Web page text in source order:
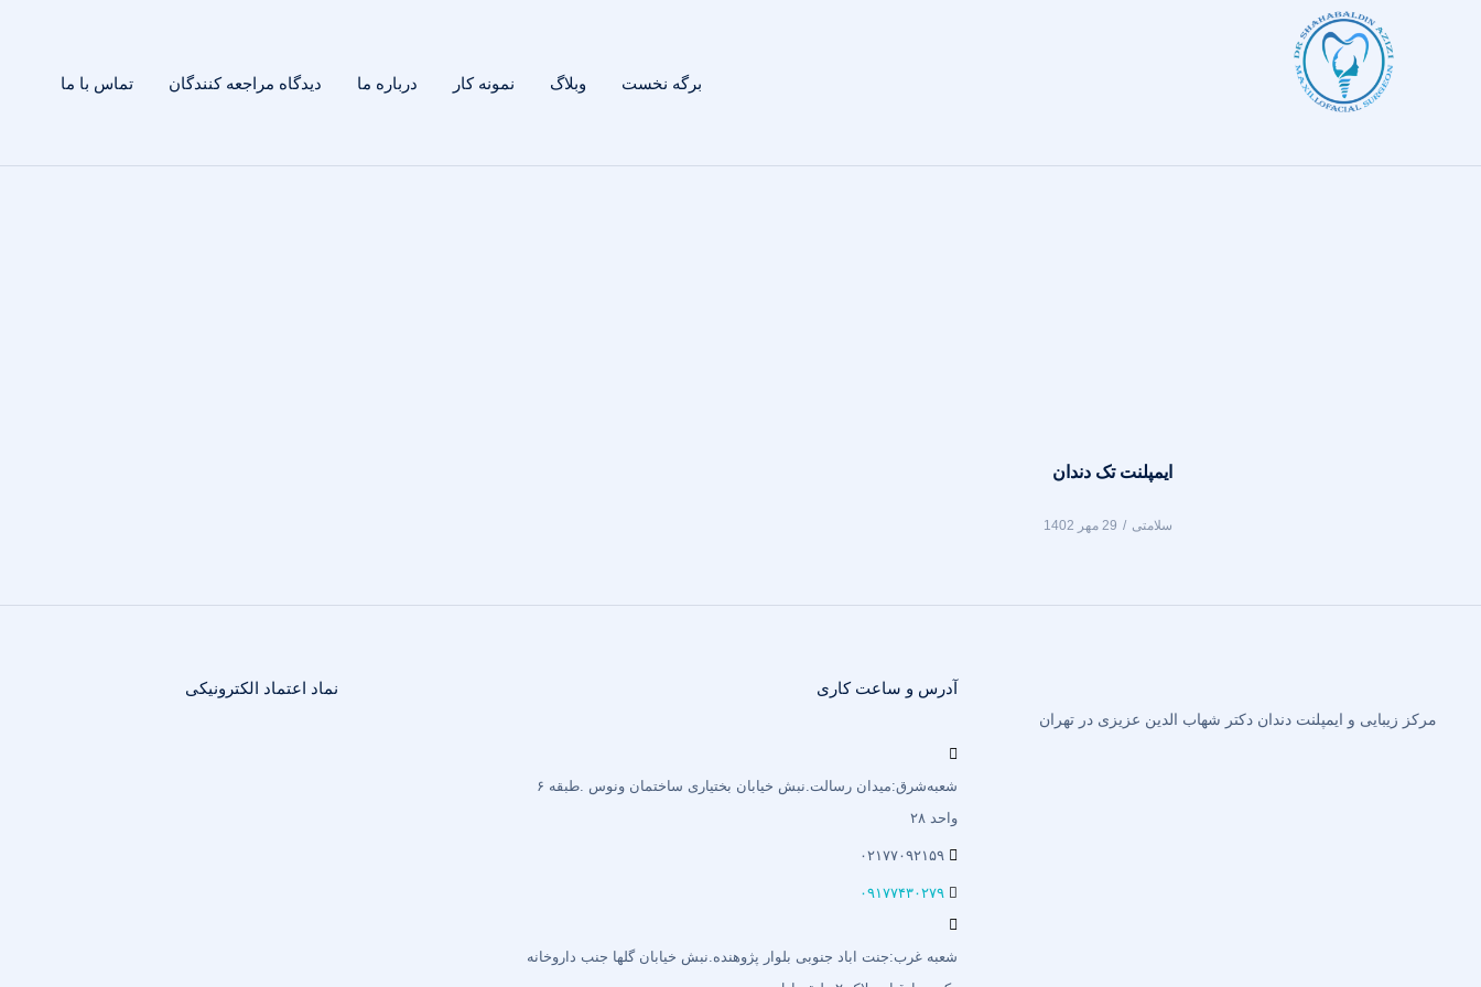
برگه نخست وبلاگ نمونه کار درباره ما دیدگاه مراجعه کنندگان تماس با ما
ایمپلنت تک دندان
سلامتی 29 مهر 1402
مرکز زیبایی و ایمپلنت دندان دکتر شهاب الدین عزیزی در تهران
آدرس و ساعت کاری
شعبه‌شرق:میدان رسالت.نبش خیابان بختیاری‌ ساختمان ونوس .طبقه ۶
واحد ۲۸
۰۲۱۷۷۰۹۲۱۵۹
۰۹۱۷۷۴۳۰۲۷۹
شعبه غرب:جنت اباد جنوبی بلوار پژوهنده.نبش خیابان گلها جنب داروخانه
نماد اعتماد الکترونیکی